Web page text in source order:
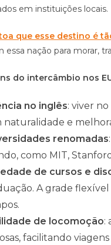
em instituições locais.
que esse destino é
essa nação para morar,
do intercâmbio nos
no inglês: viver
naturalidade e
renomadas
como MIT,
de cursos e
A grade
de locomoção:
facilitando